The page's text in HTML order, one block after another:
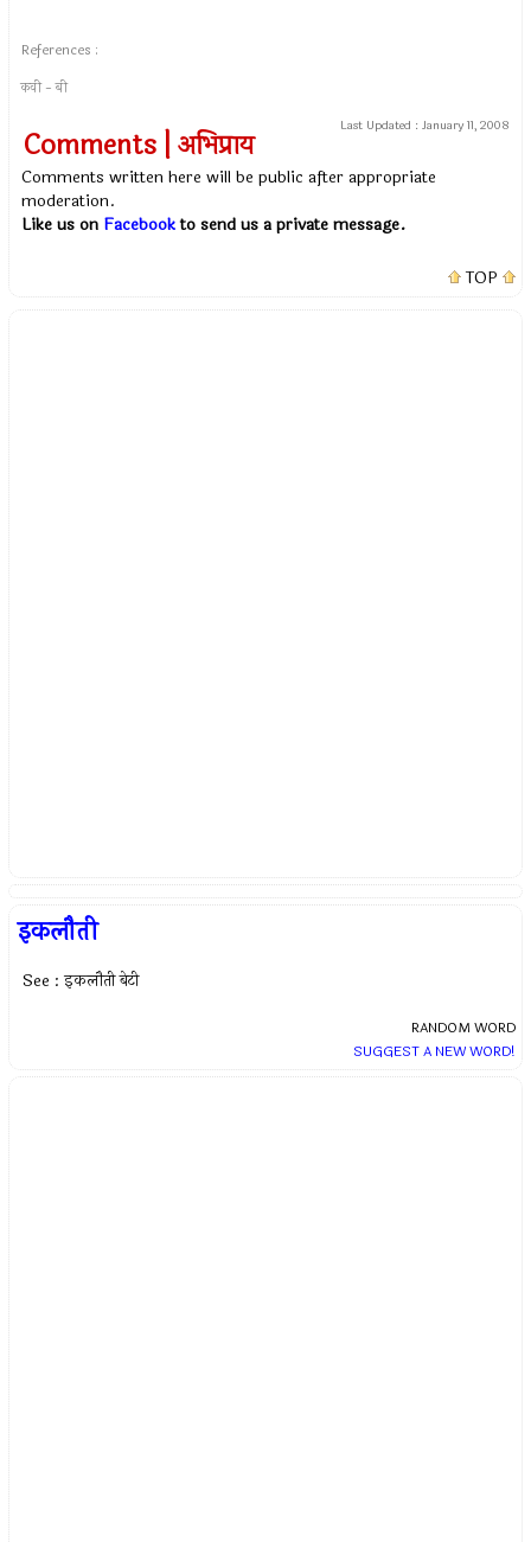
References :
कवी - बी
Last Updated : January 11, 2008
Comments | अभिप्राय
Comments written here will be public after appropriate
moderation.
Like us on Facebookto send us a private message.
TOP
इकलौती
See : इकलौती बेटी
RANDOM WORD
SUGGEST A NEW WORD!